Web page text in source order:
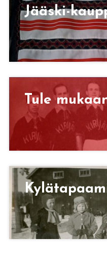
Jääs­ki-
Tule